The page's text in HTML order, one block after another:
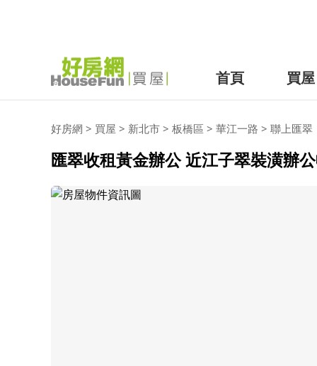
首頁 買屋
好房網 > 買屋 > 新北市 > 板橋區 > 華江一路 > 聯上匯翠
匯翠收租黃金辦公 近江子翠裝潢辦